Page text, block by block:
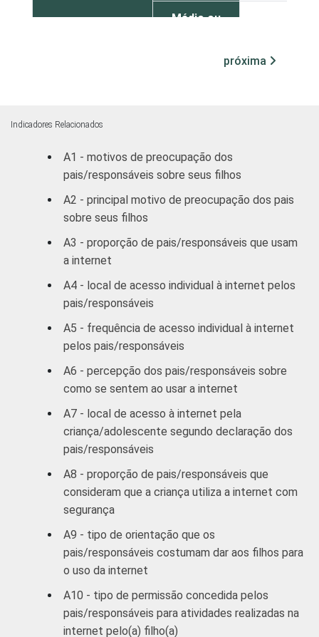
Médio ou
15-16
RENDA FAMILIAR Até 1 SM
Mais de 1
Mais de 3SM
CLASSE SOCIAL AB
C
1Respostas múltiplas e estimuladas. Dados
coletados entre abril e julho de 2012.
próxima
Indicadores Relacionados
A1 - motivos de preocupação dos
pais/responsáveis sobre seus filhos
A2 - principal motivo de preocupação dos pais
sobre seus filhos
A3 - proporção de pais/responsáveis que usam
a internet
A4 - local de acesso individual à internet pelos
pais/responsáveis
A5 - frequência de acesso individual à internet
pelos pais/responsáveis
A6 - percepção dos pais/responsáveis sobre
como se sentem ao usar a internet
A7 - local de acesso à internet pela
criança/adolescente segundo declaração dos
pais/responsáveis
A8 - proporção de pais/responsáveis que
consideram que a criança utiliza a internet com
segurança
A9 - tipo de orientação que os
pais/responsáveis costumam dar aos filhos para
o uso da internet
A10 - tipo de permissão concedida pelos
pais/responsáveis para atividades realizadas na
internet pelo(a) filho(a)